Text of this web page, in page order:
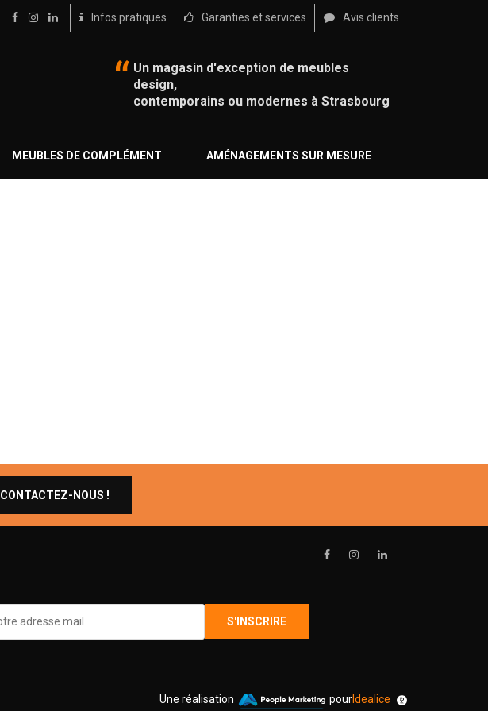
Infos pratiques Garanties et services Avis clients
Un magasin d'exception de meubles
design,
contemporains ou modernes à Strasbourg
MEUBLES DE COMPLÉMENT AMÉNAGEMENTS SUR MESURE
CONTACTEZ-NOUS !
Une réalisation pourIdealice